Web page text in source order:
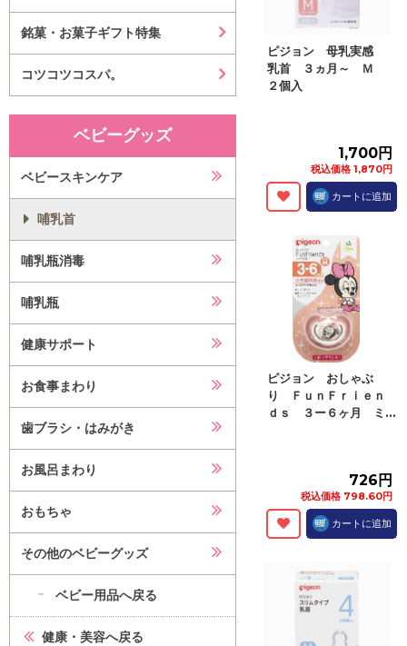
銘菓・お菓子ギフト特集
コツコツコスパ。
ベビーグッズ
ベビースキンケア
哺乳首
哺乳瓶消毒
哺乳瓶
健康サポート
お食事まわり
歯ブラシ・はみがき
お風呂まわり
おもちゃ
その他のベビーグッズ
ベビー用品へ戻る
健康・美容へ戻る
ピジョン 母乳実感
乳首 ３ヵ月～ Ｍ
２個入
1,700円
税込価格 1,870円
カートに追加
ピジョン おしゃぶ
り ＦｕｎＦｒｉｅｎ
ｄｓ ３ー６ヶ月 ミ...
726円
税込価格 798.60円
カートに追加